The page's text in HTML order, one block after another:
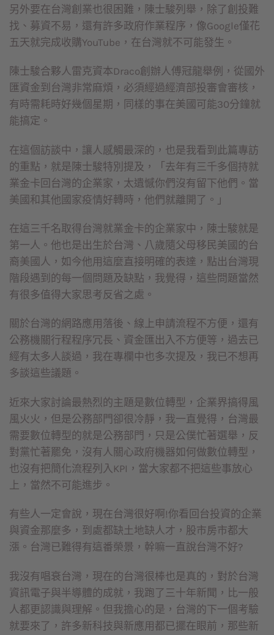
另外要在台灣創業也很困難，陳士駿列舉，除了創投難
找、募資不易，還有許多政府作業程序，像Google僅花
五天就完成收購YouTube，在台灣就不可能發生。
陳士駿合夥人雷克資本Draco創辦人傅冠龍舉例，從國外
匯資金到台灣非常麻煩，必須經過經濟部投審會審核，
有時需耗時好幾個星期，同樣的事在美國可能30分鐘就
能搞定。
在這個訪談中，讓人感觸最深的，也是我看到此篇專訪
的重點，就是陳士駿特別提及，「去年有三千多個持就
業金卡回台灣的企業家，太遺憾你們沒有留下他們。當
美國和其他國家疫情好轉時，他們就離開了。」
在這三千名取得台灣就業金卡的企業家中，陳士駿就是
第一人。他也是出生於台灣、八歲隨父母移民美國的台
裔美國人，如今他用這麼直接明確的表達，點出台灣現
階段遇到的每一個問題及缺點，我覺得，這些問題當然
有很多值得大家思考反省之處。
關於台灣的網路應用落後、線上申請流程不方便，還有
公務機關行程程序冗長、資金匯出入不方便等，過去已
經有太多人談過，我在專欄中也多次提及，我已不想再
多談這些議題。
近來大家討論最熱烈的主題是數位轉型，企業界搞得風
風火火，但是公務部門卻很冷靜，我一直覺得，台灣最
需要數位轉型的就是公務部門，只是公僕忙著選舉，反
對黨忙著罷免，沒有人關心政府機器如何做數位轉型，
也沒有把簡化流程列入KPI，當大家都不把這些事放心
上，當然不可能進步。
有些人一定會說，現在台灣很好啊!你看回台投資的企業
與資金那麼多，到處都缺土地缺人才，股市房市都大
漲。台灣已難得有這番榮景，幹嘛一直說台灣不好?
我沒有唱衰台灣，現在的台灣很棒也是真的，對於台灣
資訊電子與半導體的成就，我跑了三十年新聞，比一般
人都更認識與理解。但我擔心的是，台灣的下一個考驗
就要來了，許多新科技與新應用都已擺在眼前，那些新